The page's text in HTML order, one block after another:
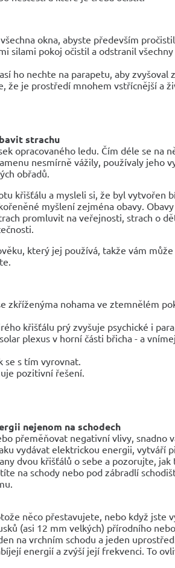
okna, abyste především
silami pokoj očistil a odstranil
ho nechte na parapetu, aby zvyšoval
že je prostředí mnohem vstřícnější a
strachu
opracovaného ledu. Čím déle se na
nesmírně vážily, používaly jeho
obřadů.
křišťálu a mysleli si, že byl vytvořen
myšlení zejména obavy.
promluvit na veřejnosti, strach o
který jej používá, takže vám může
zkříženýma nohama ve ztemnělém
křišťálu prý zvyšuje psychické i
plexus v horní části břicha - a
se s tím vyrovnat.
pozitivní řešení.
nejenom na schodech
přeměňovat negativní vlivy, snadno
vydávat elektrickou energii, vytváří
dvou křišťálů o sebe a pozorujte,
na schody nebo pod zábradlí
něco přestavujete, nebo když jste
(asi 12 mm velkých) přírodního
na vrchním schodu a jeden
energií a zvýší její frekvenci. To